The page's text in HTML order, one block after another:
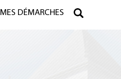
MES DÉMARCHES